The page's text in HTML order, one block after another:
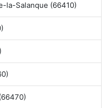
la-Salanque (66410)